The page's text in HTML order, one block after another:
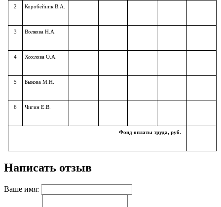
2 Коробейник В.А.
3 Волкова Н.А.
4 Хохлова О.А.
5 Быкова М.Н.
6 Чигин Е.В.
Фонд оплаты труда, руб.
Написать отзыв
Ваше имя: